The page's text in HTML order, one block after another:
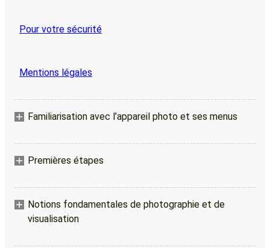
Pour votre sécurité
Mentions légales
Familiarisation avec l’appareil photo et ses menus
Premières étapes
Notions fondamentales de photographie et de
visualisation